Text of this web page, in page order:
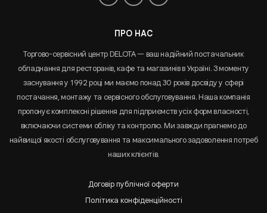
ПРО НАС
Торгово-сервісний центр DELOTA — ваш надійний постачальник
обладнання для ресторанів, кафе та магазинів в Україні. З моменту
заснування у 1992 році ми маємо понад 30 років досвіду у сфері
постачання, монтажу та сервісного обслуговування. Наша компанія
пропонує комплексні рішення для підприємств усіх форм власності,
включаючи системи обліку та контролю. Ми завжди прагнемо до
найвищої якості обслуговування та максимального задоволення потреб
наших клієнтів.
Договір публічної оферти
Політика конфіденційності